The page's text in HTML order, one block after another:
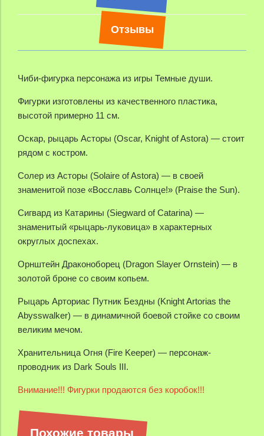
Отзывы
Чиби-фигурка персонажа из игры Темные души.
Фигурки изготовлены из качественного пластика,
высотой примерно 11 см.
Оскар, рыцарь Асторы (Oscar, Knight of Astora) — стоит
рядом с костром.
Солер из Асторы (Solaire of Astora) — в своей
знаменитой позе «Восславь Солнце!» (Praise the Sun).
Сигвард из Катарины (Siegward of Catarina) —
знаменитый «рыцарь-луковица» в характерных
округлых доспехах.
Орнштейн Драконоборец (Dragon Slayer Ornstein) — в
золотой броне со своим копьем.
Рыцарь Арториас Путник Бездны (Knight Artorias the
Abysswalker) — в динамичной боевой стойке со своим
великим мечом.
Хранительница Огня (Fire Keeper) — персонаж-
проводник из Dark Souls III.
Внимание!!! Фигурки продаются без коробок!!!
Похожие товары